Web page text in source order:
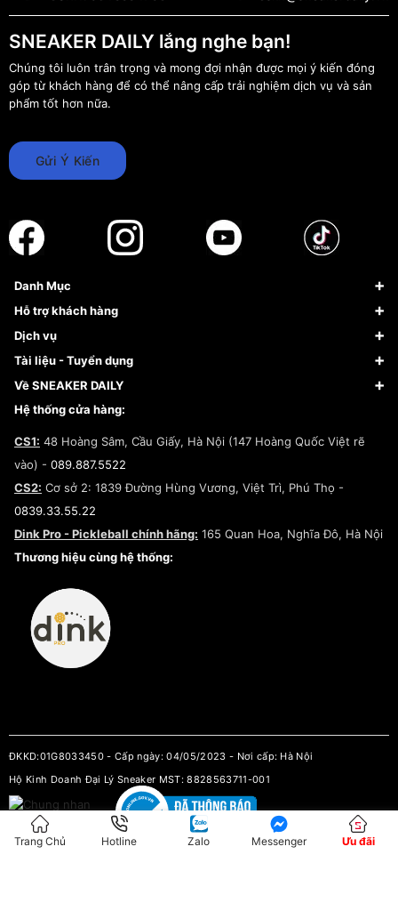
SNEAKER DAILY lắng nghe bạn!
Chúng tôi luôn trân trọng và mong đợi nhận được mọi ý kiến đóng
góp từ khách hàng để có thể nâng cấp trải nghiệm dịch vụ và sản
phẩm tốt hơn nữa.
Gửi Ý Kiến
Danh Mục
Sneaker
Giày Bóng Rổ
Giày Nike
Giày Adidas
Giày Peak
Hỗ trợ khách hàng
FAQs & Help
Về Fundiin
Hướng dẫn thanh toán trả sau qua Fundiin
Chính sách đổi trả/Hoàn tiền
Chính sách bảo hành
Chính sách thanh toán
Điều khoản dịch vụ
Chính sách bảo mật
Kiểm tra tình trạng đơn hàng
Dịch vụ
Tạp chí
Dịch vụ ký gửi
Tài liệu - Tuyển dụng
Đăng ký bản quyền
Tuyển dụng
Về SNEAKER DAILY
Câu chuyện về SNEAKER DAILY
Cam kết mua sắm
Hệ thống cửa hàng:
CS1: 48 Hoàng Sâm, Cầu Giấy, Hà Nội (147 Hoàng Quốc Việt rẽ
vào) - 089.887.5522
CS2: Cơ sở 2: 1839 Đường Hùng Vương, Việt Trì, Phú Thọ -
0839.33.55.22
Dink Pro - Pickleball chính hãng: 165 Quan Hoa, Nghĩa Đô, Hà Nội
Thương hiệu cùng hệ thống:
ĐKKD:01G8033450 - Cấp ngày: 04/05/2023 - Nơi cấp: Hà Nội
Hộ Kinh Doanh Đại Lý Sneaker MST: 8828563711-001
Trang Chủ Hotline Zalo Messenger Ưu đãi